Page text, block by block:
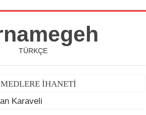
TÜRKÇE
MEDLERE İHANETİ
Karaveli